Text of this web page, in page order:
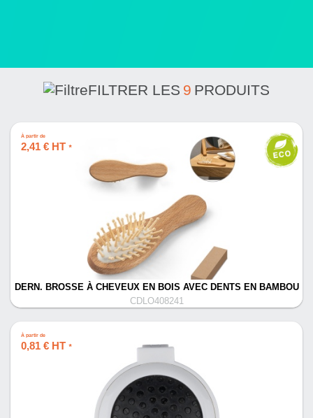
FILTRER LES 9 PRODUITS
À partir de
2,41 € HT *
DERN. BROSSE À CHEVEUX EN BOIS AVEC DENTS EN BAMBOU
CDLO408241
À partir de
0,81 € HT *